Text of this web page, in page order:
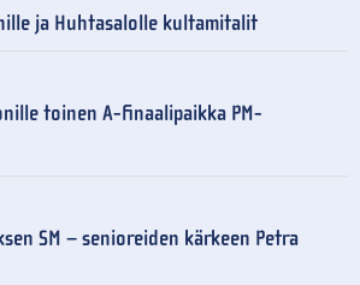
ja Huhtasalolle kultamitalit
toinen A-finaalipaikka PM-
SM – senioreiden kärkeen Petra